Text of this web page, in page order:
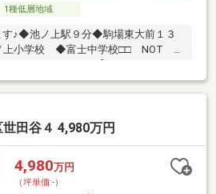
1種低層地域
♪◆池ノ上駅９分◆駒場東大前１３
上小学校 ◆富士中学校□□ NOT
顧客主義を貫く事をお約束いたしま
報網を駆使し、最良の不動産をご提
ョン無料相談会 毎日随時開催中■ウ
宅購入・住替え等について分かりや
～
田谷４ 4,980万円
4,980万円
（坪単価:-）